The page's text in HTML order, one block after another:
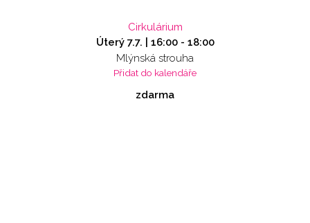
Cirkulárium
Úterý 7.7. | 16:00- 18:00
Mlýnská strouha
Přidat do kalendáře
zdarma